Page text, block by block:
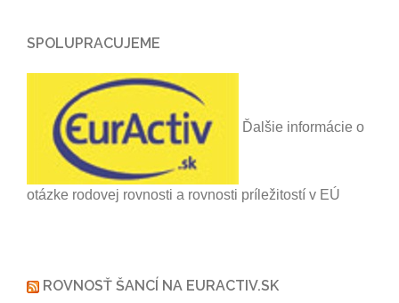
SPOLUPRACUJEME
Ďalšie informácie o
otázke rodovej rovnosti a rovnosti príležitostí v EÚ
ROVNOSŤ ŠANCÍ NA EURACTIV.SK